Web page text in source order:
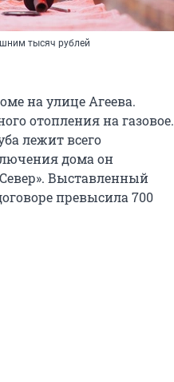
тысяч рублей
на улице Агеева.
отопления на газовое.
лежит всего
дома он
Выставленный
превысила 700